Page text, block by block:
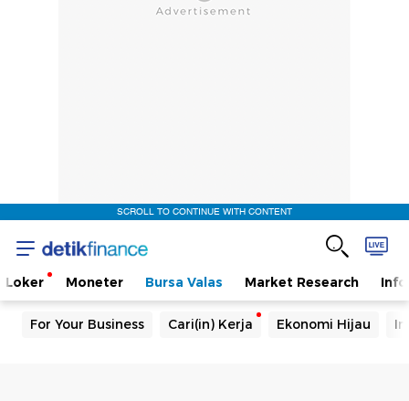
SCROLL TO CONTINUE WITH CONTENT
Loker Moneter Bursa Valas Market Research
For Your Business Cari(in) Kerja Ekonomi Hijau